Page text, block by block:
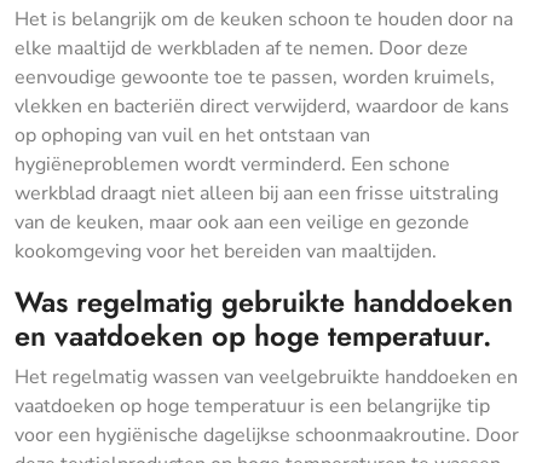
Het is belangrijk om de keuken schoon te houden door na
elke maaltijd de werkbladen af te nemen. Door deze
eenvoudige gewoonte toe te passen, worden kruimels,
vlekken en bacteriën direct verwijderd, waardoor de kans
op ophoping van vuil en het ontstaan van
hygiëneproblemen wordt verminderd. Een schone
werkblad draagt niet alleen bij aan een frisse uitstraling
van de keuken, maar ook aan een veilige en gezonde
kookomgeving voor het bereiden van maaltijden.
Was regelmatig gebruikte handdoeken
en vaatdoeken op hoge temperatuur.
Het regelmatig wassen van veelgebruikte handdoeken en
vaatdoeken op hoge temperatuur is een belangrijke tip
voor een hygiënische dagelijkse schoonmaakroutine. Door